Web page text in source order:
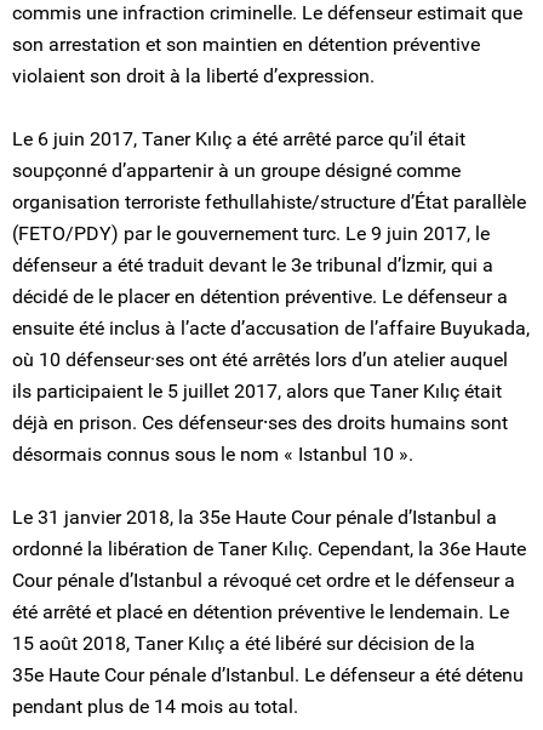
commis une infraction criminelle. Le défenseur estimait que
son arrestation et son maintien en détention préventive
violaient son droit à la liberté d’expression.
Le 6 juin 2017, Taner Kılıç a été arrêté parce qu’il était
soupçonné d’appartenir à un groupe désigné comme
organisation terroriste fethullahiste/structure d’État parallèle
(FETO/PDY) par le gouvernement turc. Le 9 juin 2017, le
défenseur a été traduit devant le 3e tribunal d’İzmir, qui a
décidé de le placer en détention préventive. Le défenseur a
ensuite été inclus à l’acte d’accusation de l’affaire Buyukada,
où 10 défenseur·ses ont été arrêtés lors d’un atelier auquel
ils participaient le 5 juillet 2017, alors que Taner Kılıç était
déjà en prison. Ces défenseur⸱ses des droits humains sont
désormais connus sous le nom « Istanbul 10 ».
Le 31 janvier 2018, la 35e Haute Cour pénale d’Istanbul a
ordonné la libération de Taner Kılıç. Cependant, la 36e Haute
Cour pénale d’Istanbul a révoqué cet ordre et le défenseur a
été arrêté et placé en détention préventive le lendemain. Le
15 août 2018, Taner Kılıç a été libéré sur décision de la
35e Haute Cour pénale d’Istanbul. Le défenseur a été détenu
pendant plus de 14 mois au total.